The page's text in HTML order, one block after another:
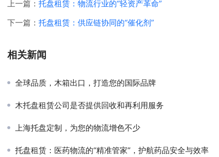
上一篇： 托盘租赁：物流行业的“轻资产革命”
下一篇： 托盘租赁：供应链协同的“催化剂”
相关新闻
全球品质，木箱出口，打造您的国际品牌
木托盘租赁公司是否提供回收和再利用服务
上海托盘定制，为您的物流增色不少
托盘租赁：医药物流的“精准管家”，护航药品安全与效率